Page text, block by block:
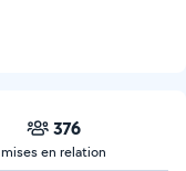
376
mises en relation